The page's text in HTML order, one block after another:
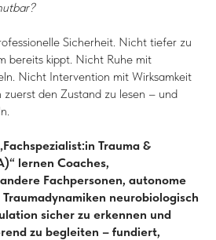
Sicherheit. Nicht tiefer zu
bereits kippt. Nicht Ruhe mit
Nicht Intervention mit Wirksamkeit
zuerst den Zustand zu lesen – und
Trauma &
lernen Coaches,
Fachpersonen, autonome
neurobiologisch
sicher zu erkennen und
zu begleiten – fundiert,